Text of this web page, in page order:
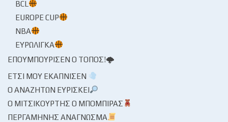
BCL
EUROPE CUP
NBA
ΕΥΡΩΛΊΓΚΑ
ΕΠΟΥΜΠΟΎΡΙΣΕΝ Ο ΤΌΠΟΣ!🌩
ΈΤΣΙ ΜΟΥ ΕΚΆΠΝΙΣΕΝ
Ο ΑΝΑΖΗΤΏΝ ΕΥΡΊΣΚΕΙ
Ο ΜΙΤΣΙΚΟΥΡΤΉΣ Ο ΜΠΌΜΠΙΡΑΣ
ΠΕΡΓΑΜΗΝΉΣ ΑΝΆΓΝΩΣΜΑ